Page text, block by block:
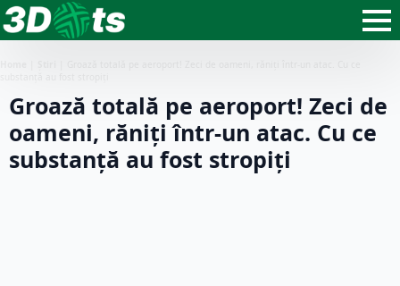
Groază totală pe aeroport! Zeci de
oameni, răniți într-un atac. Cu ce
substanță au fost stropiți